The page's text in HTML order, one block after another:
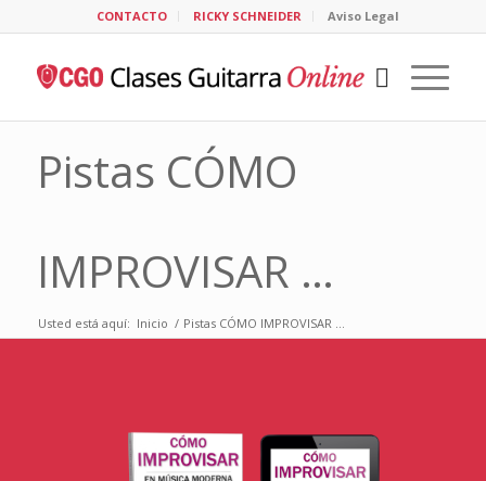
CONTACTO RICKY SCHNEIDER Aviso Legal
Pistas CÓMO
IMPROVISAR …
Usted está aquí: Inicio / Pistas CÓMO IMPROVISAR …